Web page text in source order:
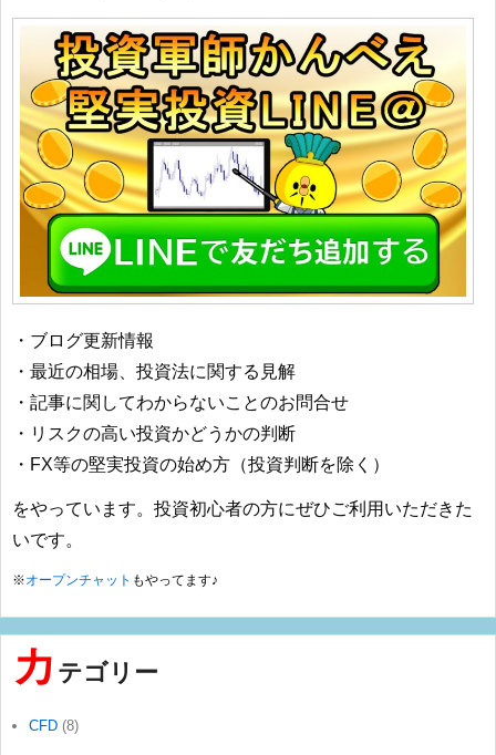
・ブログ更新情報
・最近の相場、投資法に関する見解
・記事に関してわからないことのお問合せ
・リスクの高い投資かどうかの判断
・FX等の堅実投資の始め方（投資判断を除く）
をやっています。投資初心者の方にぜひご利用いただきた
いです。
※オープンチャット もやってます♪
カ テゴリー
CFD (8)